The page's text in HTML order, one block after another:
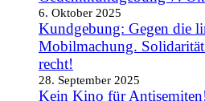
6. Oktober 2025
Kundgebung: Gegen die
Mobilmachung.
recht!
28. September 2025
Kein Kino für